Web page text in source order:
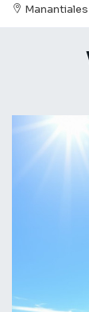
Manantiales